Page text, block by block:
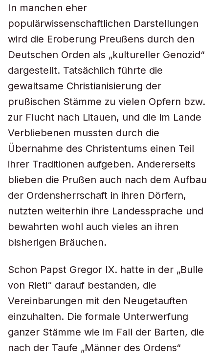
In manchen eher
populärwissenschaftlichen Darstellungen
wird die Eroberung Preußens durch den
Deutschen Orden als „kultureller Genozid“
dargestellt. Tatsächlich führte die
gewaltsame Christianisierung der
prußischen Stämme zu vielen Opfern bzw.
zur Flucht nach Litauen, und die im Lande
Verbliebenen mussten durch die
Übernahme des Christentums einen Teil
ihrer Traditionen aufgeben. Andererseits
blieben die Prußen auch nach dem Aufbau
der Ordensherrschaft in ihren Dörfern,
nutzten weiterhin ihre Landessprache und
bewahrten wohl auch vieles an ihren
bisherigen Bräuchen.
Schon Papst Gregor IX. hatte in der „Bulle
von Rieti“ darauf bestanden, die
Vereinbarungen mit den Neugetauften
einzuhalten. Die formale Unterwerfung
ganzer Stämme wie im Fall der Barten, die
nach der Taufe „Männer des Ordens“